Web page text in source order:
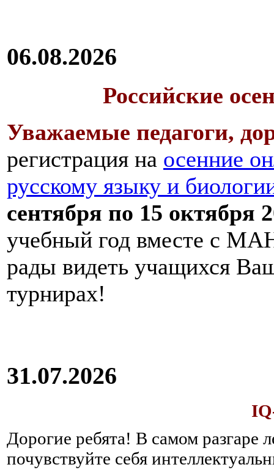
06.08.2026
Российские
Уважаемые педагоги,
регистрация на осенние
русскому языку и
сентября по 15 октября
учебный год вместе с
рады видеть учащихся
турнирах!
31.07.2026
Дорогие ребята! В самом разгаре
почувствуйте себя